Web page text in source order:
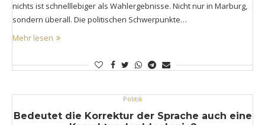
nichts ist schnelllebiger als Wahlergebnisse. Nicht nur in Marburg,
sondern überall. Die politischen Schwerpunkte…
Mehr lesen
Politik
Bedeutet die Korrektur der Sprache auch eine